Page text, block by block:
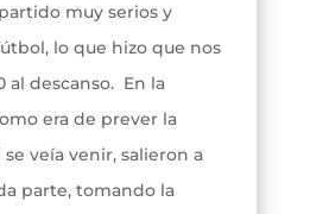
muy serios y
lo que hizo que nos
al descanso. En la
era de prever la
veía venir, salieron a
parte, tomando la